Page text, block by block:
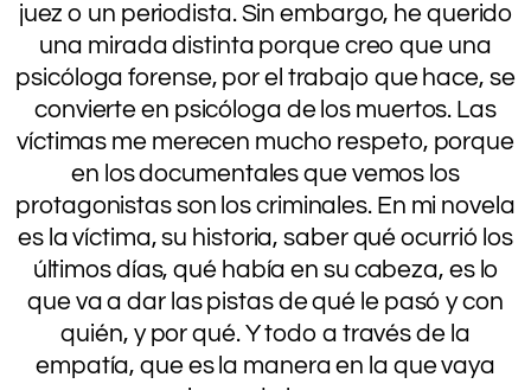
juez o un periodista. Sin embargo, he querido
una mirada distinta porque creo que una
psicóloga forense, por el trabajo que hace, se
convierte en psicóloga de los muertos. Las
víctimas me merecen mucho respeto, porque
en los documentales que vemos los
protagonistas son los criminales. En mi novela
es la víctima, su historia, saber qué ocurrió los
últimos días, qué había en su cabeza, es lo
que va a dar las pistas de qué le pasó y con
quién, y por qué. Y todo a través de la
empatía, que es la manera en la que vaya